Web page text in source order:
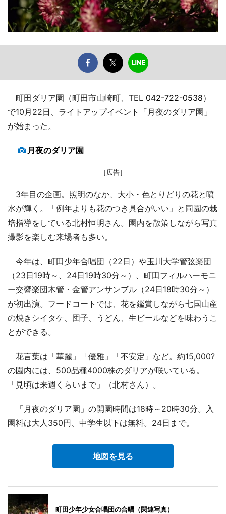
町田ダリア園（町田市山崎町、TEL 042-722-0538）
で10月22日、ライトアップイベント「月夜のダリア園」
が始まった。
月夜のダリア園
［広告］
3年目の企画。照明のなか、大小・色とりどりの花と噴
水が輝く。「例年よりも花のつき具合がいい」と同園の栽
培指導をしている北村恒明さん。園内を散策しながら写真
撮影を楽しむ来場者も多い。
今年は、町田少年合唱団（22日）や玉川大学管弦楽団
（23日19時～、24日19時30分～）、町田フィルハーモニ
ー交響楽団木管・金管アンサンブル（24日18時30分～）
が初出演。フードコートでは、花を鑑賞しながら七国山産
の焼きシイタケ、団子、うどん、生ビールなどを味わうこ
とができる。
花言葉は「華麗」「優雅」「不安定」など。約15,000?
の園内には、500品種4000株のダリアが咲いている。
「見頃は来週くらいまで」（北村さん）。
「月夜のダリア園」の開園時間は18時～20時30分。入
園料は大人350円、中学生以下は無料。24日まで。
地図を見る
町田少年少女合唱団の合唱（関連写真）